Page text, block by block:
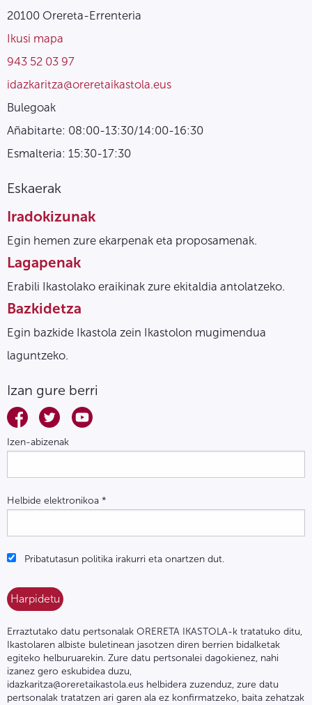
20100 Orereta-Errenteria
Ikusi mapa
943 52 03 97
idazkaritza@oreretaikastola.eus
Bulegoak
Añabitarte: 08:00-13:30/14:00-16:30
Esmalteria: 15:30-17:30
Eskaerak
Iradokizunak
Egin hemen zure ekarpenak eta proposamenak.
Lagapenak
Erabili Ikastolako eraikinak zure ekitaldia antolatzeko.
Bazkidetza
Egin bazkide Ikastola zein Ikastolon mugimendua
laguntzeko.
Izan gure berri
Izen-abizenak
Helbide elektronikoa *
Pribatutasun politika irakurri eta onartzen dut.
Erraztutako datu pertsonalak ORERETA IKASTOLA-k tratatuko ditu,
Ikastolaren albiste buletinean jasotzen diren berrien bidalketak
egiteko helburuarekin. Zure datu pertsonalei dagokienez, nahi
izanez gero eskubidea duzu,
idazkaritza@oreretaikastola.eus helbidera zuzenduz, zure datu
pertsonalak tratatzen ari garen ala ez konfirmatzeko, baita zehatzak